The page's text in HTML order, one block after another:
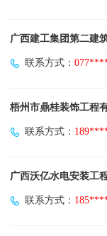
广西建工集团第二建
联系方式：
梧州市鼎桂装饰工程
联系方式：
广西沃亿水电安装工
联系方式：